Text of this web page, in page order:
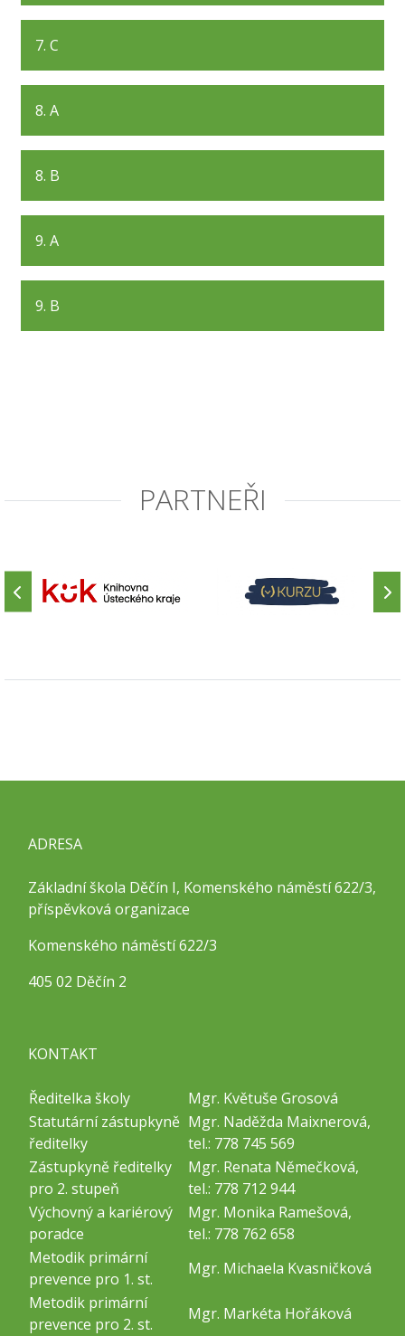
7. C
8. A
8. B
9. A
9. B
PARTNEŘI
ADRESA
Základní škola Děčín I, Komenského náměstí 622/3,
příspěvková organizace
Komenského náměstí 622/3
405 02 Děčín 2
KONTAKT
Ředitelka školy
Mgr. Květuše Grosová
Statutární zástupkyně
ředitelky
Mgr. Naděžda Maixnerová,
tel.: 778 745 569
Zástupkyně ředitelky
pro 2. stupeň
Mgr. Renata Němečková,
tel.: 778 712 944
Výchovný a kariérový
poradce
Mgr. Monika Ramešová,
tel.: 778 762 658
Metodik primární
prevence pro 1. st.
Mgr. Michaela Kvasničková
Metodik primární
prevence pro 2. st.
Mgr. Markéta Hořáková